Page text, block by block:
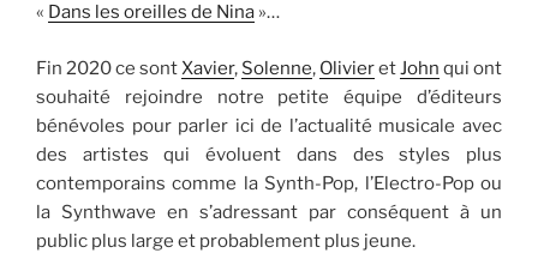
« Dans les oreilles de Nina »…
Fin 2020 ce sontXavier, Solenne, OlivieretJohn qui ont
souhaité rejoindre notre petite équipe d’éditeurs
bénévoles pour parler ici de l’actualité musicale avec
des artistes qui évoluent dans des styles plus
contemporains comme la Synth-Pop, l’Electro-Pop ou
la Synthwave en s’adressant par conséquent à un
public plus large et probablement plus jeune.